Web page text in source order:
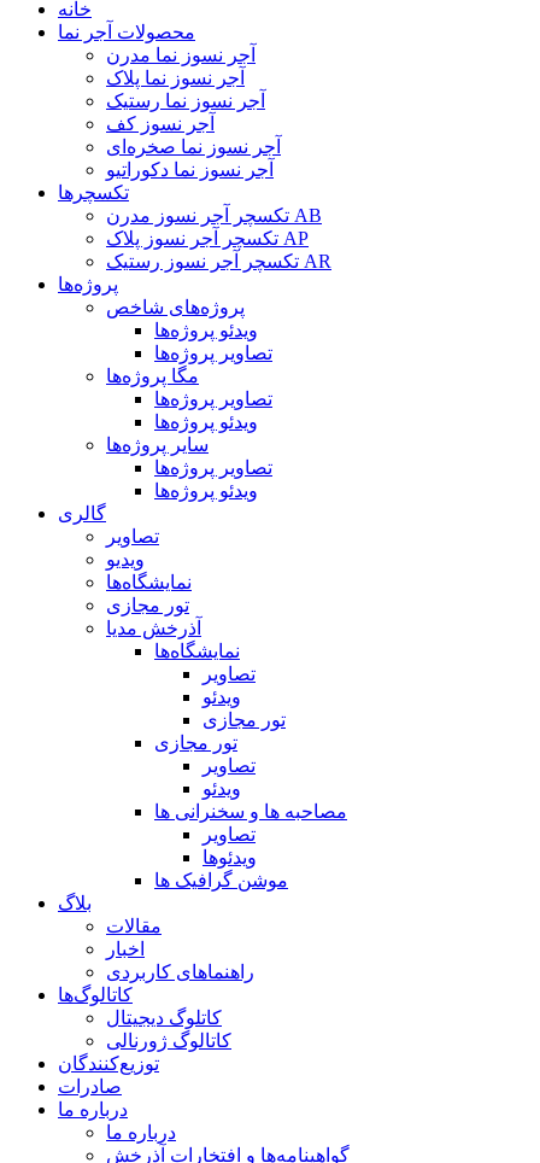
خانه
محصولات آجر نما
آجر نسوز نما مدرن
آجر نسوز نما پلاک
آجر نسوز نما رستیک
آجر نسوز کف
آجر نسوز نما صخره‌ای
آجر نسوز نما دکوراتیو
تکسچرها
تکسچر آجر نسوز مدرن AB
تکسچر آجر نسوز پلاک AP
تکسچر آجر نسوز رستیک AR
پروژه‌ها
پروژه‌های شاخص
ویدئو پروژه‌ها
تصاویر پروژه‌ها
مگا پروژه‌ها
تصاویر پروژه‌ها
ویدئو پروژه‌ها
سایر پروژه‌ها
تصاویر پروژه‌ها
ویدئو پروژه‌ها
گالری
تصاویر
ویدیو
نمایشگاه‌ها
تور مجازی
آذرخش مدیا
نمایشگاه‌ها
تصاویر
ویدئو
تور مجازی
تور مجازی
تصاویر
ویدئو
مصاحبه ها و سخنرانی ها
تصاویر
ویدئوها
موشن گرافیک ها
بلاگ
مقالات
اخبار
راهنماهای کاربردی
کاتالوگ‌ها
کاتلوگ دیجیتال
کاتالوگ ژورنالی
توزیع‌کنندگان
صادرات
درباره ما
درباره ما
گواهینامه‌ها و افتخارات آذرخش